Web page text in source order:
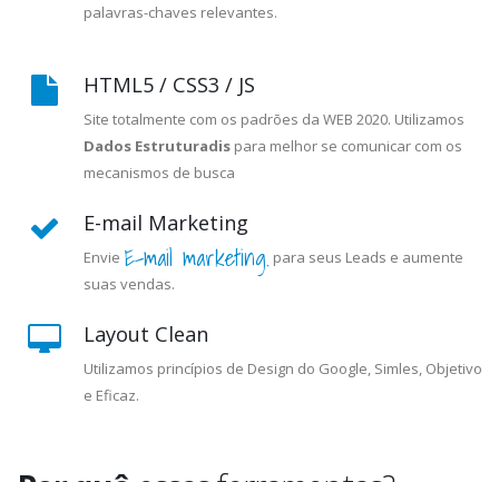
palavras-chaves relevantes.
HTML5 / CSS3 / JS
Site totalmente com os padrões da WEB 2020. Utilizamos
Dados Estruturadis para melhor se comunicar com os
mecanismos de busca
E-mail Marketing
Envie E-mail marketing. para seus Leads e aumente
suas vendas.
Layout Clean
Utilizamos princípios de Design do Google, Simles, Objetivo
e Eficaz.